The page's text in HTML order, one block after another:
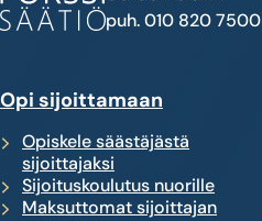
puh. 010 820 7500
Opi sijoittamaan
Opiskele säästäjästä
sijoittajaksi
Sijoituskoulutus nuorille
Maksuttomat sijoittajan